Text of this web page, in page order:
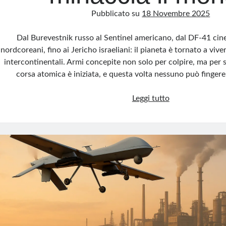
Pubblicato su 18 Novembre 2025
Dal Burevestnik russo al Sentinel americano, dal DF-41
nordcoreani, fino ai Jericho israeliani: il pianeta è tornato a
intercontinentali. Armi concepite non solo per colpire, ma per
corsa atomica è iniziata, e questa volta nessuno può
Leggi tuttoMissili
gittata:
atomica
che
minaccia
il
mondo